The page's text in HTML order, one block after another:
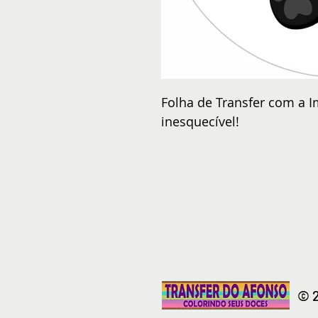
Folha de Transfer com a
inesquecível!
©